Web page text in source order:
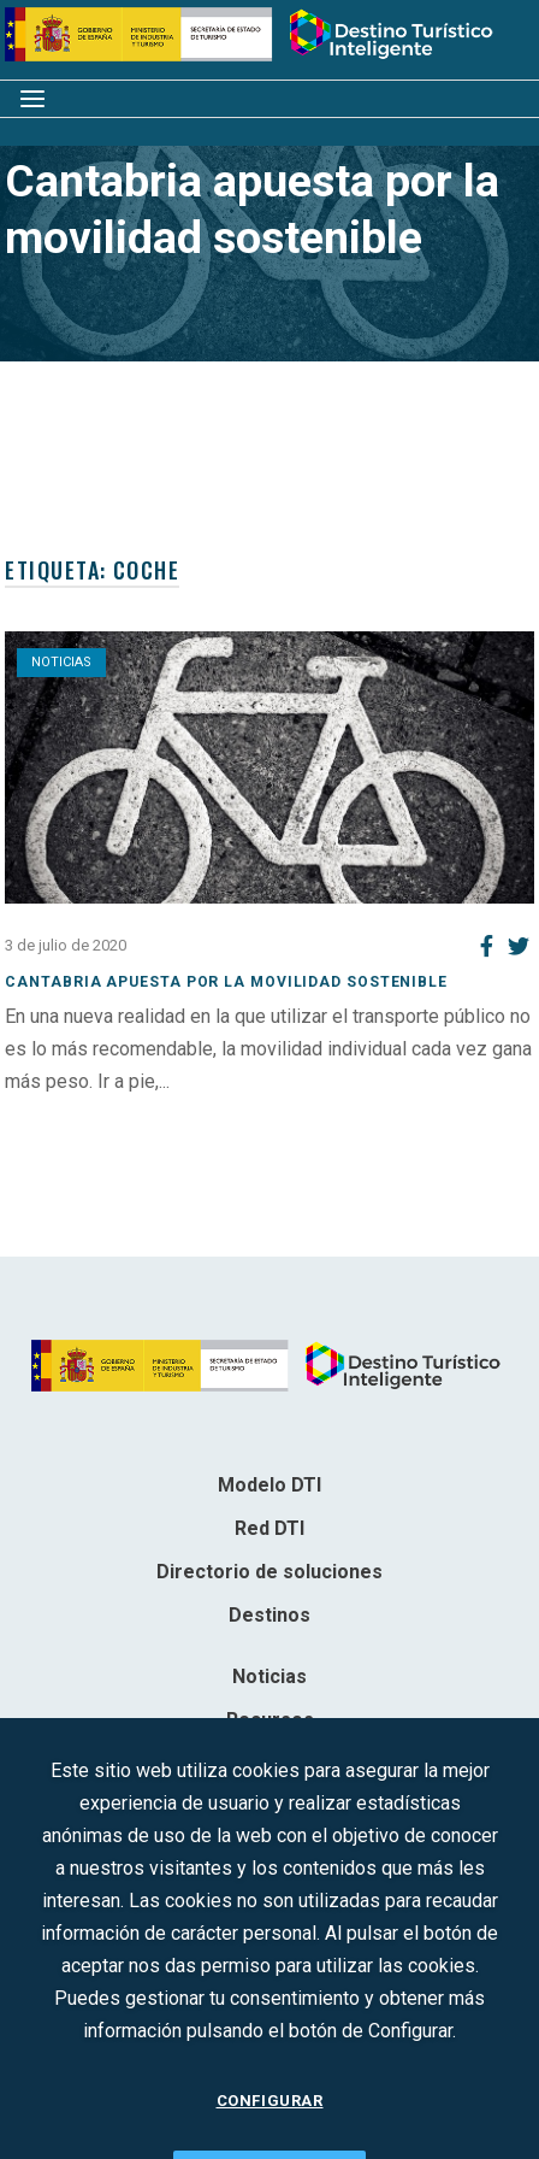
Saltar
al
contenido
Inicio
Menú
Cantabria apuesta por la
movilidad sostenible
ETIQUETA: COCHE
NOTICIAS
Open post
3 de julio de 2020
CANTABRIA APUESTA POR LA MOVILIDAD SOSTENIBLE
En una nueva realidad en la que utilizar el transporte público no
es lo más recomendable, la movilidad individual cada vez gana
más peso. Ir a pie,...
Modelo DTI
Red DTI
Directorio de soluciones
Destinos
Noticias
Recursos
Contacto
Sociedad Mercantil Estatal para la Gestión de la Innovación y las
Síguenos en redes sociales:
CONTACTO
Este sitio web utiliza cookies para asegurar la mejor
experiencia de usuario y realizar estadísticas
anónimas de uso de la web con el objetivo de conocer
a nuestros visitantes y los contenidos que más les
interesan. Las cookies no son utilizadas para recaudar
información de carácter personal. Al pulsar el botón de
aceptar nos das permiso para utilizar las cookies.
Puedes gestionar tu consentimiento y obtener más
información pulsando el botón de Configurar.
CONFIGURAR